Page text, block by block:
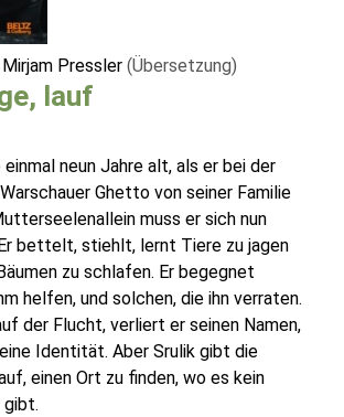
Mirjam Pressler (Übersetzung)
lauf
neun Jahre alt, als er bei der
Ghetto von seiner Familie
muss er sich nun
bettelt, stiehlt, lernt Tiere zu jagen
zu schlafen. Er begegnet
helfen, und solchen, die ihn verraten.
der Flucht, verliert er seinen Namen,
Identität. Aber Srulik gibt die
einen Ort zu finden, wo es kein
gibt.